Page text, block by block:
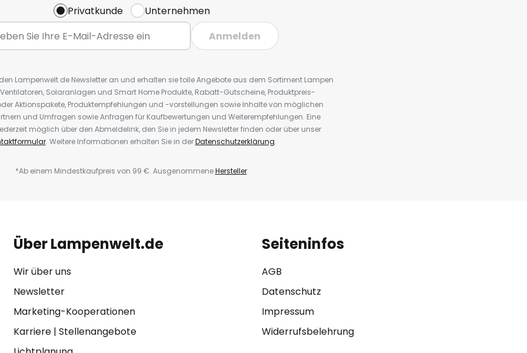
Privatkunde
Unternehmen
Anmelden
Lampenwelt.de Newsletter an und erhalten sie tolle Angebote aus dem Sortiment Lampen
Solaranlagen und Smart Home Produkte, Rabatt-Gutscheine, Produktpreis-
Aktionspakete, Produktempfehlungen und -vorstellungen sowie Inhalte von möglichen
und Umfragen sowie Anfragen für Kaufbewertungen und Weiterempfehlungen. Eine
möglich über den Abmeldelink, den Sie in jedem Newsletter finden oder über unser
. Weitere Informationen erhalten Sie in derDatenschutzerklärung.
*Ab einem Mindestkaufpreis von 99 €. AusgenommeneHersteller.
Über Lampenwelt.de
Wir über uns
Newsletter
Marketing-Kooperationen
Karriere| Stellenangebote
Seiteninfos
AGB
Datenschutz
Impressum
Widerrufsbelehrung